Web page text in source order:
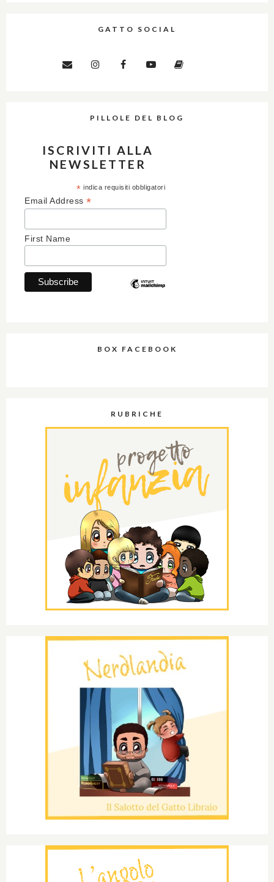
GATTO SOCIAL
PILLOLE DEL BLOG
ISCRIVITI ALLA
NEWSLETTER
* indica requisiti obbligatori
Email Address *
First Name
BOX FACEBOOK
RUBRICHE